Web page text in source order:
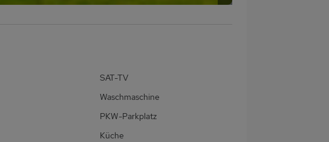
SAT-TV
Waschmaschine
PKW-Parkplatz
Küche